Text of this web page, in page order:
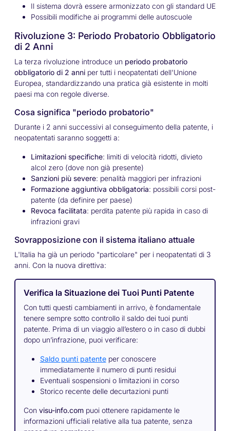
Il sistema dovrà essere armonizzato con gli standard UE
Possibili modifiche ai programmi delle autoscuole
Rivoluzione 3: Periodo Probatorio Obbligatorio
di 2 Anni
La terza rivoluzione introduce un periodo probatorio
obbligatorio di 2 anni per tutti i neopatentati dell'Unione
Europea, standardizzando una pratica già esistente in molti
paesi ma con regole diverse.
Cosa significa "periodo probatorio"
Durante i 2 anni successivi al conseguimento della patente, i
neopatentati saranno soggetti a:
Limitazioni specifiche: limiti di velocità ridotti, divieto
alcol zero (dove non già presente)
Sanzioni più severe: penalità maggiori per infrazioni
Formazione aggiuntiva obbligatoria: possibili corsi post-
patente (da definire per paese)
Revoca facilitata: perdita patente più rapida in caso di
infrazioni gravi
Sovrapposizione con il sistema italiano attuale
L'Italia ha già un periodo "particolare" per i neopatentati di 3
anni. Con la nuova direttiva:
Verifica la Situazione dei Tuoi Punti Patente
Con tutti questi cambiamenti in arrivo, è fondamentale
tenere sempre sotto controllo il saldo dei tuoi punti
patente. Prima di un viaggio all’estero o in caso di dubbi
dopo un’infrazione, puoi verificare:
Saldo punti patenteper conoscere
immediatamente il numero di punti residui
Eventuali sospensioni o limitazioni in corso
Storico recente delle decurtazioni punti
Con visu-info.compuoi ottenere rapidamente le
informazioni ufficiali relative alla tua patente, senza